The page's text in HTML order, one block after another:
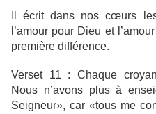
Il écrit dans nos cœurs
l’amour pour Dieu et
première différence.
Verset 11 : Chaque
Nous n’avons plus à
Seigneur», car «tous me